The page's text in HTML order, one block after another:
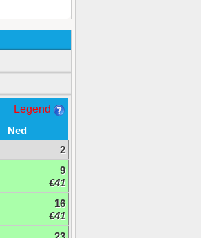
Legend
Ned
2
9
€41
16
€41